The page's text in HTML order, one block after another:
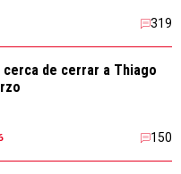
319
cerca de cerrar a Thiago
150